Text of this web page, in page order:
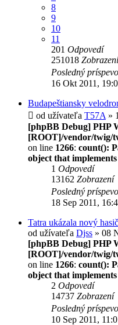
8
9
10
11
201 Odpovedí
251018 Zobrazení
Posledný
16 Okt 2011,
Budapeštiansky
od užívateľa T57A »
[phpBB Debug] PHP
[ROOT]/vendor/twig/
on line 1266: count():
object that
1 Odpovedí
13162 Zobrazení
Posledný
18 Sep 2011,
Tatra ukázala nový
od užívateľa Djss » 08
[phpBB Debug] PHP
[ROOT]/vendor/twig/
on line 1266: count():
object that
2 Odpovedí
14737 Zobrazení
Posledný
10 Sep 2011,